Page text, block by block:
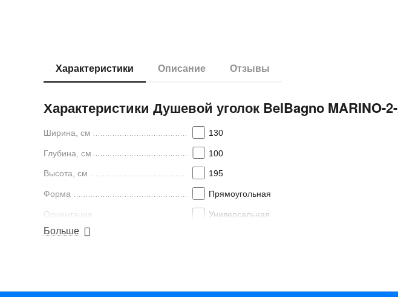
Характеристики Описание Отзывы
Характеристики Душевой уголок BelBagno MARINO-
Ширина, см 130
Глубина, см 100
Высота, см 195
Форма Прямоугольная
Ориентация Универсальная
Поддон в комплекте
Больше